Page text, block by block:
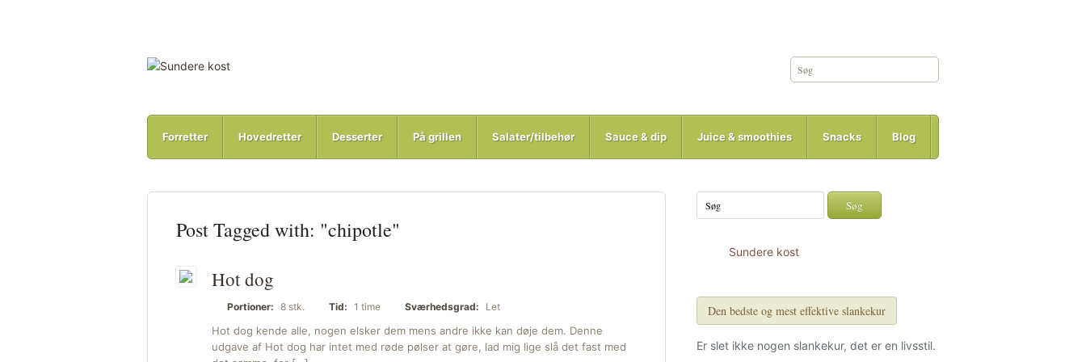
Forretter Hovedretter Desserter På grillen Salater/tilbehør Sauce & dip Juice & smoothies Snacks Blog
Post Tagged with: "chipotle"
Hot dog
Portioner: 8 stk. Tid: 1 time Sværhedsgrad: Let
Hot dog kende alle, nogen elsker dem mens andre ikke kan døje dem. Denne
udgave af Hot dog har intet med røde pølser at gøre, lad mig lige slå det fast med
Sundere kost
Den bedste og mest effektive slankekur
Er slet ikke nogen slankekur, det er en livsstil.